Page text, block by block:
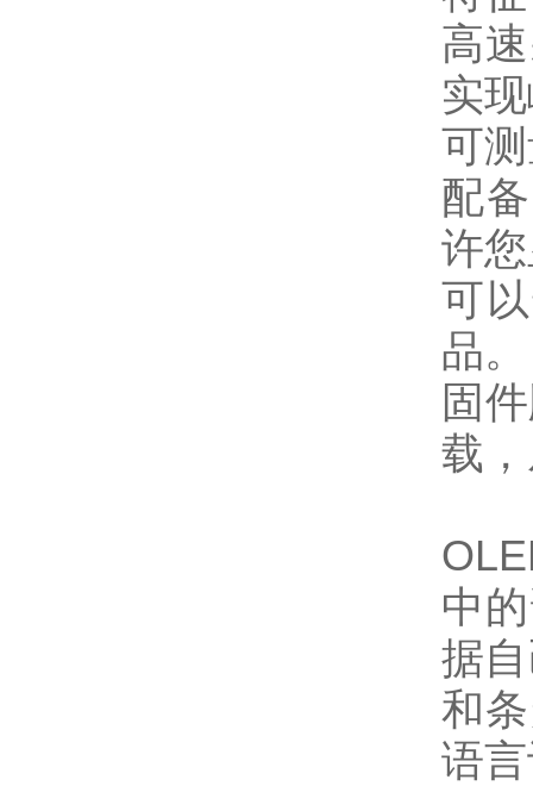
高
实
可
配
许
可
品。
固
载
中
据
和
语